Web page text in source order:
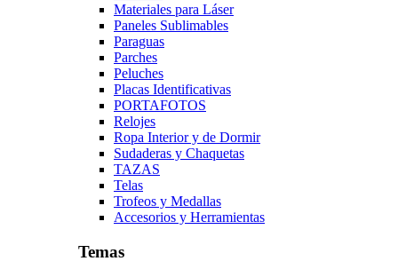
Materiales para Láser
Paneles Sublimables
Paraguas
Parches
Peluches
Placas Identificativas
PORTAFOTOS
Relojes
Ropa Interior y de Dormir
Sudaderas y Chaquetas
TAZAS
Telas
Trofeos y Medallas
Accesorios y Herramientas
Temas